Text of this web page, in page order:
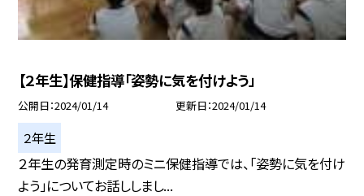
【２年生】保健指導「姿勢に気を付けよう」
公開日 2024/01/14 更新日 2024/01/14
２年生
２年生の発育測定時のミニ保健指導では、「姿勢に気を付け
よう」についてお話ししまし...